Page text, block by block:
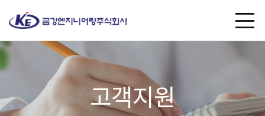
고객지원